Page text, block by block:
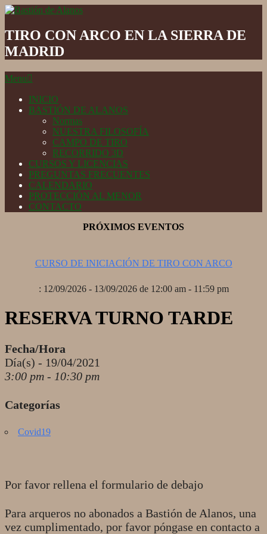
Skip
content
de
Alanos
TIRO CON ARCO EN LA SIERRA DE
MADRID
Secondary
Menu
Menu
INICIO
BASTIÓN DE ALANOS
Normas
NUESTRA FILOSOFÍA
CAMPO DE TIRO
RECORRIDO 3D
CURSOS Y LICENCIAS
PREGUNTAS FRECUENTES
CALENDARIO
PROTECCIÓN AL MENOR
CONTACTO
PRÓXIMOS EVENTOS
CURSO DE INICIACIÓN DE TIRO CON ARCO
: 12/09/2026 - 13/09/2026 de 12:00 am - 11:59 pm
RESERVA TURNO TARDE
Fecha/Hora
Día(s) - 19/04/2021
3:00 pm - 10:30 pm
Categorías
Covid19
Por favor rellena el formulario de debajo
Para arqueros no abonados a Bastión de Alanos, una
vez cumplimentado, por favor póngase en contacto a